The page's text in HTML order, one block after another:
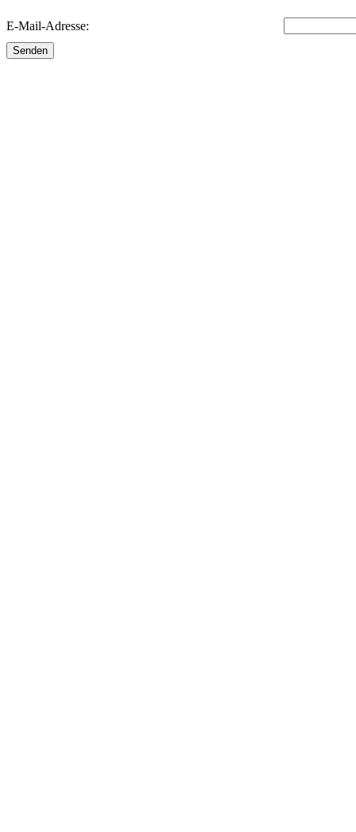
E-Mail-Adresse:
Senden